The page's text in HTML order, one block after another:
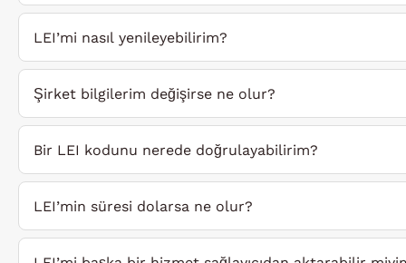
LEI’mi nasıl yenileyebilirim?
Şirket bilgilerim değişirse ne olur?
Bir LEI kodunu nerede doğrulayabilirim?
LEI’min süresi dolarsa ne olur?